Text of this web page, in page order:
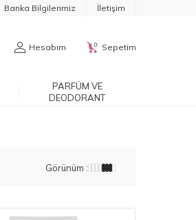
Banka Bilgilerimiz İletişim
Hesabım 0 Sepetim
PARFÜM VE
DEODORANT
Görünüm :